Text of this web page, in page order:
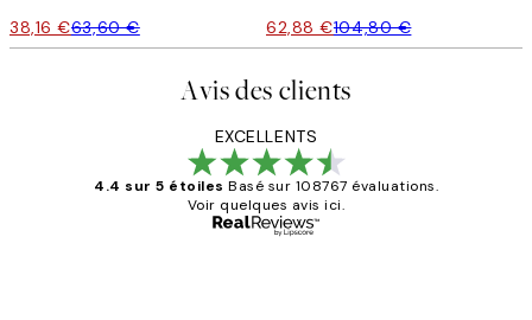
38,16 €63,60 € 62,88 €104,80 €
Avis des clients
EXCELLENTS
4.4 sur 5 étoiles Basé sur 108767 évaluations.
Voir quelques avis ici.